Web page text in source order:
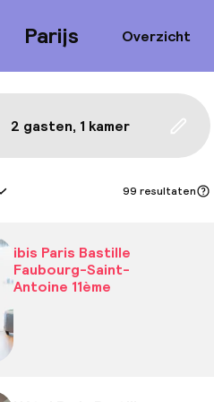
Parijs Overzicht
beste hotels
2 gasten, 1 kamer
99 resultaten
ibis Paris Bastille
Faubourg-Saint-
Antoine 11ème